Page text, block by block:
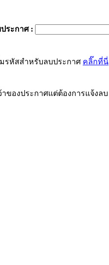
ระกาศ:
รหัสสำหรับลบประกาศ คลิ๊กที่นี่
าของประกาศแต่ต้องการแจ้งลบ